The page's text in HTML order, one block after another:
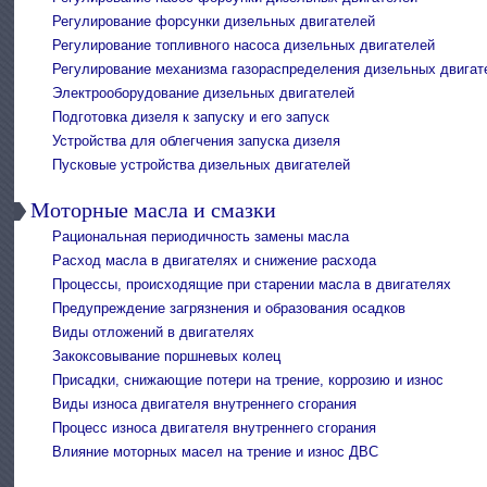
Регулирование форсунки дизельных двигателей
Регулирование топливного насоса дизельных двигателей
Регулирование механизма газораспределения дизельных
Электрооборудование дизельных двигателей
Подготовка дизеля к запуску и его запуск
Устройства для облегчения запуска дизеля
Пусковые устройства дизельных двигателей
Моторные масла и смазки
Рациональная периодичность замены масла
Расход масла в двигателях и снижение расхода
Процессы, происходящие при старении масла в двигателях
Предупреждение загрязнения и образования осадков
Виды отложений в двигателях
Закоксовывание поршневых колец
Присадки, снижающие потери на трение, коррозию и износ
Виды износа двигателя внутреннего сгорания
Процесс износа двигателя внутреннего сгорания
Влияние моторных масел на трение и износ ДВС